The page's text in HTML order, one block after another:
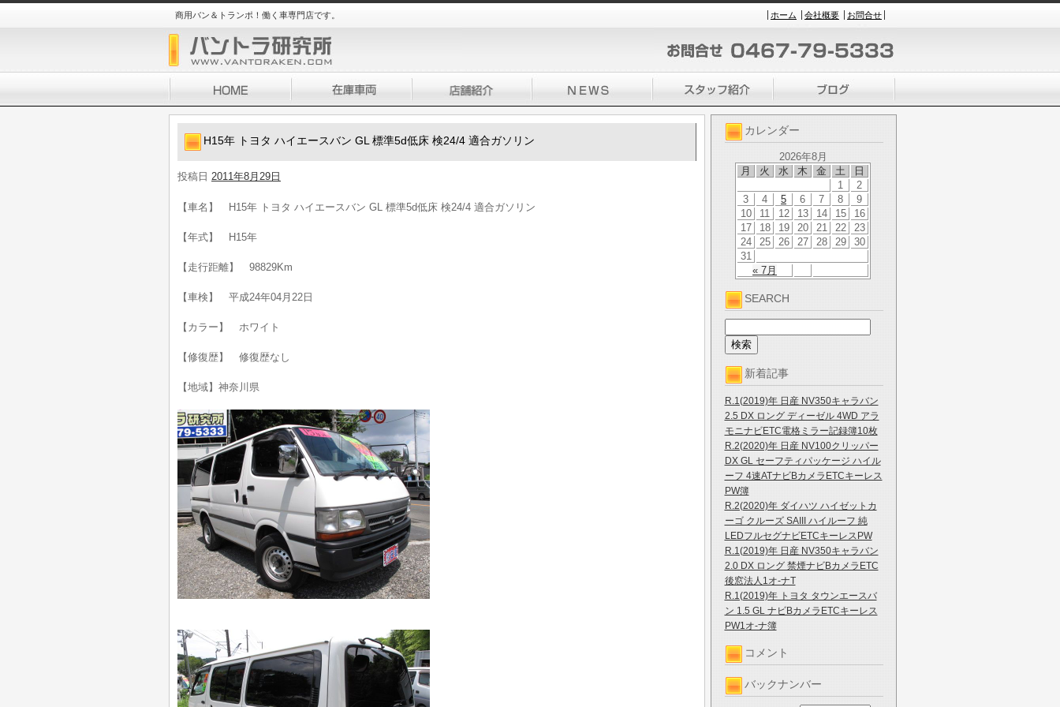
商用バン＆トランポ！働く車専門店です。 ホーム 会社概要 お問合せ
カレンダー
2026年8月
月
火 水 木 金 土 日
« 7月
1
2
3
4 5 6 7 8
9
10
11 12 13 14 15
16
17
18 19 20 21 22
23
24
25 26 27 28 29
30
31
SEARCH
新着記事
R.1(2019)年 日産 NV350キャラバン
2.5 DX ロング ディーゼル 4WD アラ
モニナビETC電格ミラー記録簿10枚
R.2(2020)年 日産 NV100クリッパー
DX GL セーフティパッケージ ハイル
ーフ 4速ATナビBカメラETCキーレス
PW簿
R.2(2020)年 ダイハツ ハイゼットカ
ーゴ クルーズ SAIII ハイルーフ 純
LEDフルセグナビETCキーレスPW
R.1(2019)年 日産 NV350キャラバン
2.0 DX ロング 禁煙ナビBカメラETC
後窓法人1オ-ナT
R.1(2019)年 トヨタ タウンエースバ
ン 1.5 GL ナビBカメラETCキーレス
PW1オ-ナ簿
コメント
バックナンバー
H15年 トヨタ ハイエースバン GL 標準5d低床 検24/4 適合ガソリン
投稿日 2011年8月29日
【車名】 H15年 トヨタ ハイエースバン GL 標準5d低床 検24/4 適合ガソリン
【年式】 H15年
【走行距離】 98829Km
【車検】 平成24年04月22日
【カラー】 ホワイト
【修復歴】 修復歴なし
【地域】神奈川県